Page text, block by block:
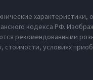
кодекса РФ.
рекомендованными
условиях